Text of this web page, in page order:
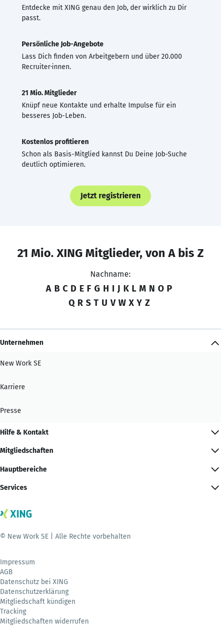
Entdecke mit XING genau den Job, der wirklich zu Dir
passt.
Persönliche Job-Angebote
Lass Dich finden von Arbeitgebern und über 20.000
Recruiter·innen.
21 Mio. Mitglieder
Knüpf neue Kontakte und erhalte Impulse für ein
besseres Job-Leben.
Kostenlos profitieren
Schon als Basis-Mitglied kannst Du Deine Job-Suche
deutlich optimieren.
Jetzt registrieren
21 Mio. XING Mitglieder, von A bis Z
Nachname:
A B C D E F G H I J K L M N O P
Q R S T U V W X Y Z
Unternehmen
New Work SE
Karriere
Presse
Hilfe & Kontakt
Mitgliedschaften
Hauptbereiche
Services
© New Work SE | Alle Rechte vorbehalten
Impressum
AGB
Datenschutz bei XING
Datenschutzerklärung
Mitgliedschaft kündigen
Tracking
Mitgliedschaften widerrufen